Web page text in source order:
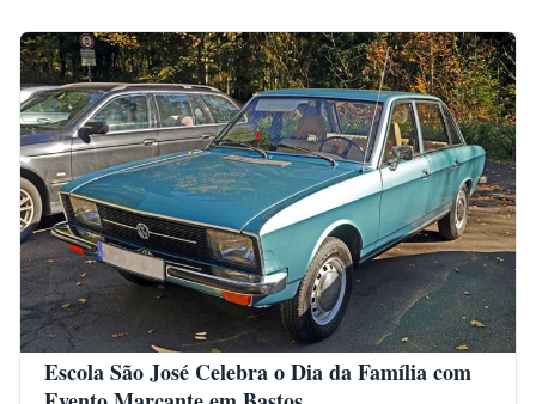
Escola São José Celebra o Dia da Família com